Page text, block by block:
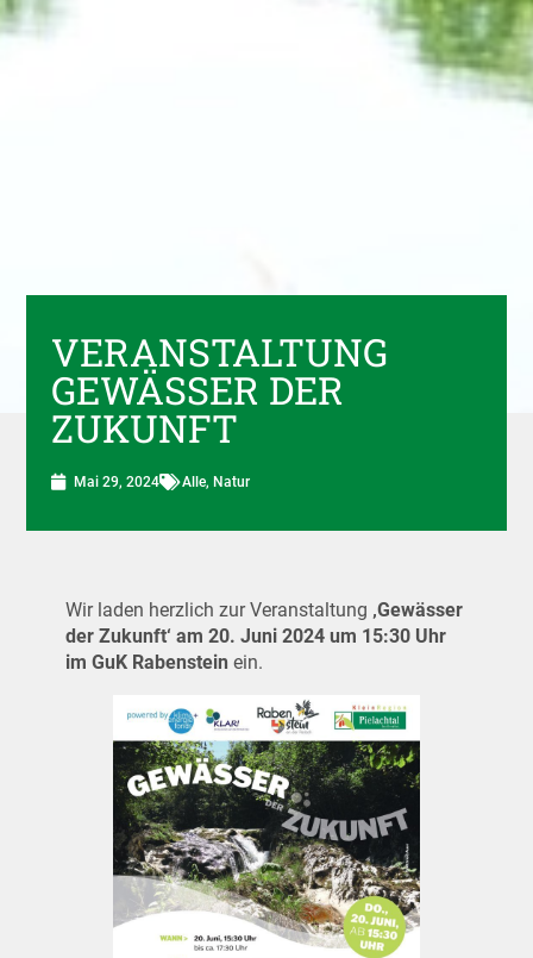
VERANSTALTUNG
GEWÄSSER DER
ZUKUNFT
Mai 29, 2024 Alle, Natur
Wir laden herzlich zur Veranstaltung ‚Gewässer
der Zukunft‘ am 20. Juni 2024 um 15:30 Uhr
im GuK Rabenstein ein.